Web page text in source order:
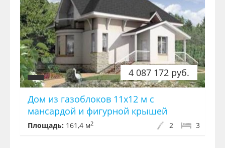
4 087 172 руб.
Дом из газоблоков 11х12 м с
мансардой и фигурной крышей
Площадь: 161,4 м2 3
2